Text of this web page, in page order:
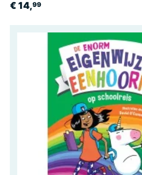
€ 14,99